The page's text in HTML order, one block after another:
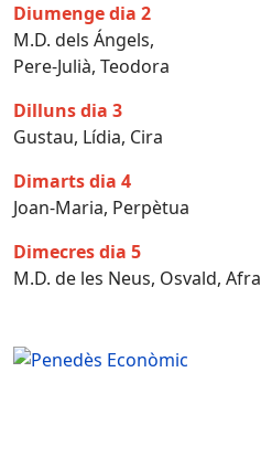
Diumenge dia 2
M.D. dels Ángels,
Pere-Julià, Teodora
Dilluns dia 3
Gustau, Lídia, Cira
Dimarts dia 4
Joan-Maria, Perpètua
Dimecres dia 5
M.D. de les Neus, Osvald, Afra